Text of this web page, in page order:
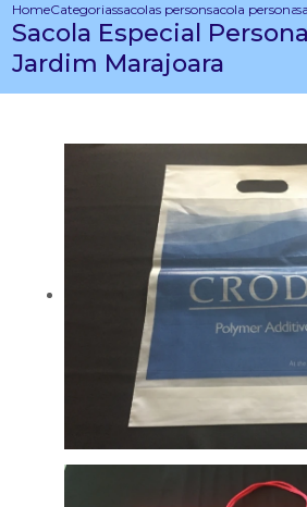
HomeCategoriassacolas personalizadas
sacola
Sacola Especial
Jardim Marajoara